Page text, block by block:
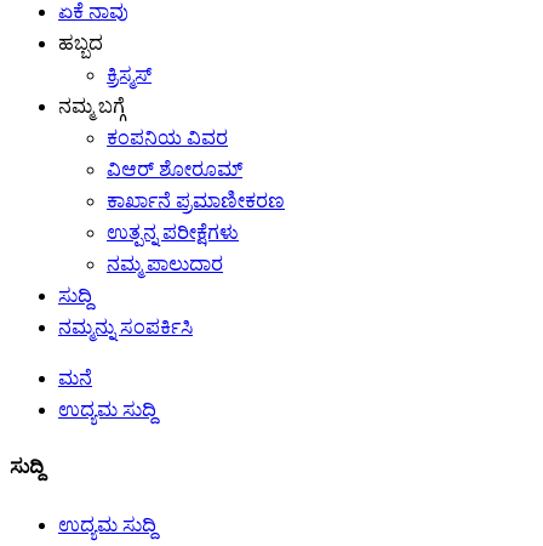
ಏಕೆ ನಾವು
ಹಬ್ಬದ
ಕ್ರಿಸ್ಮಸ್
ನಮ್ಮ ಬಗ್ಗೆ
ಕಂಪನಿಯ ವಿವರ
ವಿಆರ್ ಶೋರೂಮ್
ಕಾರ್ಖಾನೆ ಪ್ರಮಾಣೀಕರಣ
ಉತ್ಪನ್ನ ಪರೀಕ್ಷೆಗಳು
ನಮ್ಮ ಪಾಲುದಾರ
ಸುದ್ದಿ
ನಮ್ಮನ್ನು ಸಂಪರ್ಕಿಸಿ
ಮನೆ
ಉದ್ಯಮ ಸುದ್ದಿ
ಸುದ್ದಿ
ಉದ್ಯಮ ಸುದ್ದಿ